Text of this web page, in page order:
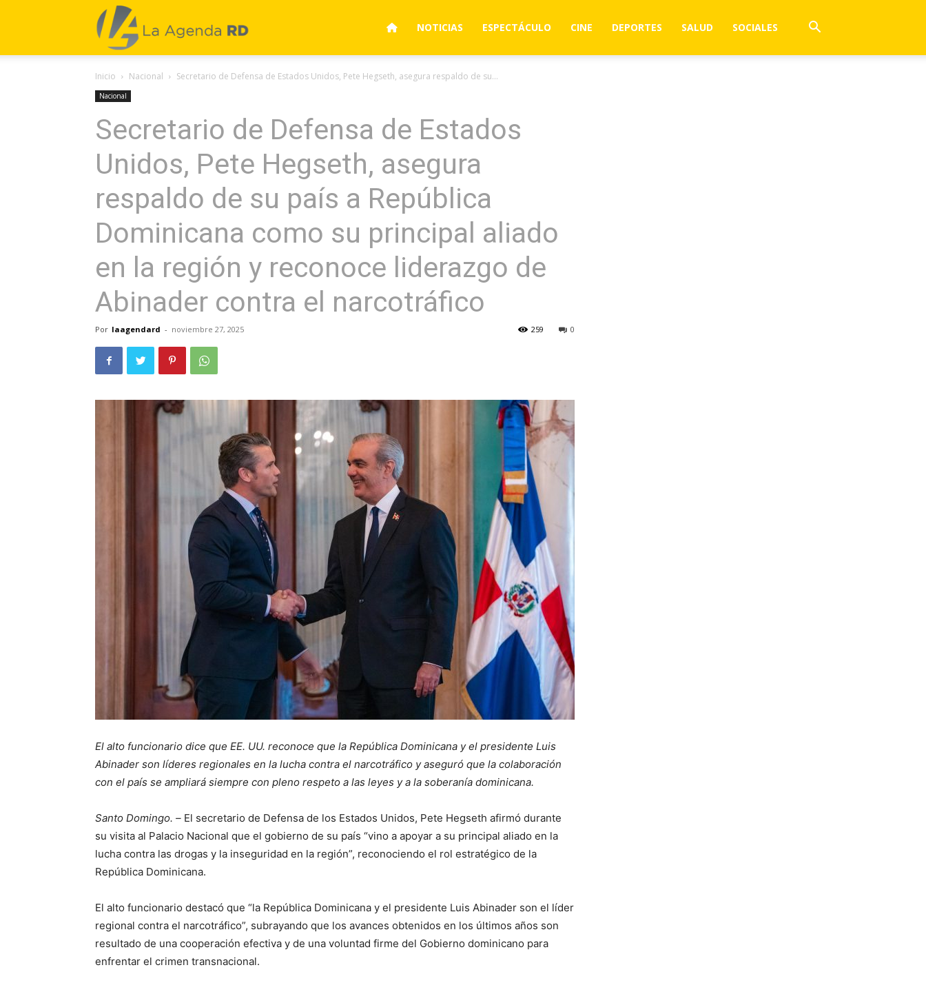
La
Agenda
RD
NOTICIAS ESPECTÁCULO CINE DEPORTES SALUD SOCIALES
Inicio Nacional Secretario de Defensa de Estados Unidos, Pete Hegseth, asegura respaldo de su...
Nacional
Secretario de Defensa de Estados
Unidos, Pete Hegseth, asegura
respaldo de su país a República
Dominicana como su principal aliado
en la región y reconoce liderazgo de
Abinader contra el narcotráfico
Por laagendard - noviembre 27, 2025 0
259
El alto funcionario dice que EE. UU. reconoce que la República Dominicana y el presidente Luis
Abinader son líderes regionales en la lucha contra el narcotráfico y aseguró que la colaboración
con el país se ampliará siempre con pleno respeto a las leyes y a la soberanía dominicana.
Santo Domingo. – El secretario de Defensa de los Estados Unidos, Pete Hegseth afirmó durante
su visita al Palacio Nacional que el gobierno de su país “vino a apoyar a su principal aliado en la
lucha contra las drogas y la inseguridad en la región”, reconociendo el rol estratégico de la
República Dominicana.
El alto funcionario destacó que “la República Dominicana y el presidente Luis Abinader son el líder
regional contra el narcotráfico”, subrayando que los avances obtenidos en los últimos años son
resultado de una cooperación efectiva y de una voluntad firme del Gobierno dominicano para
enfrentar el crimen transnacional.